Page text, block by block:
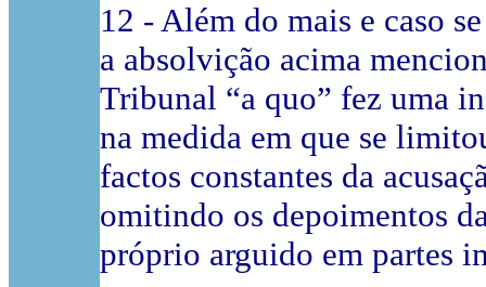
12 - Além do mais e caso
a absolvição acima
Tribunal “a quo” fez uma
na medida em que se
factos constantes da
omitindo os depoimentos
próprio arguido em partes